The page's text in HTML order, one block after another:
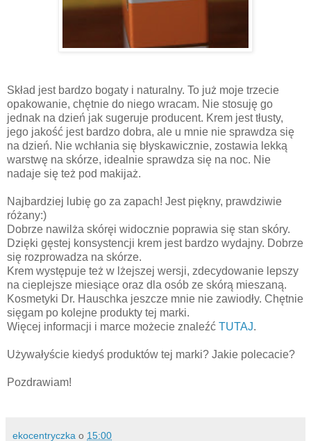
Skład jest bardzo bogaty i naturalny. To już moje trzecie
opakowanie, chętnie do niego wracam. Nie stosuję go
jednak na dzień jak sugeruje producent. Krem jest tłusty,
jego jakość jest bardzo dobra, ale u mnie nie sprawdza się
na dzień. Nie wchłania się błyskawicznie, zostawia lekką
warstwę na skórze, idealnie sprawdza się na noc. Nie
nadaje się też pod makijaż.
Najbardziej lubię go za zapach! Jest piękny, prawdziwie
różany:)
Dobrze nawilża skóręi widocznie poprawia się stan skóry.
Dzięki gęstej konsystencji krem jest bardzo wydajny. Dobrze
się rozprowadza na skórze.
Krem występuje też w lżejszej wersji, zdecydowanie lepszy
na cieplejsze miesiące oraz dla osób ze skórą mieszaną.
Kosmetyki Dr. Hauschka jeszcze mnie nie zawiodły. Chętnie
sięgam po kolejne produkty tej marki.
Więcej informacji i marce możecie znaleźć TUTAJ.
Używałyście kiedyś produktów tej marki? Jakie polecacie?
Pozdrawiam!
ekocentryczka o 15:00